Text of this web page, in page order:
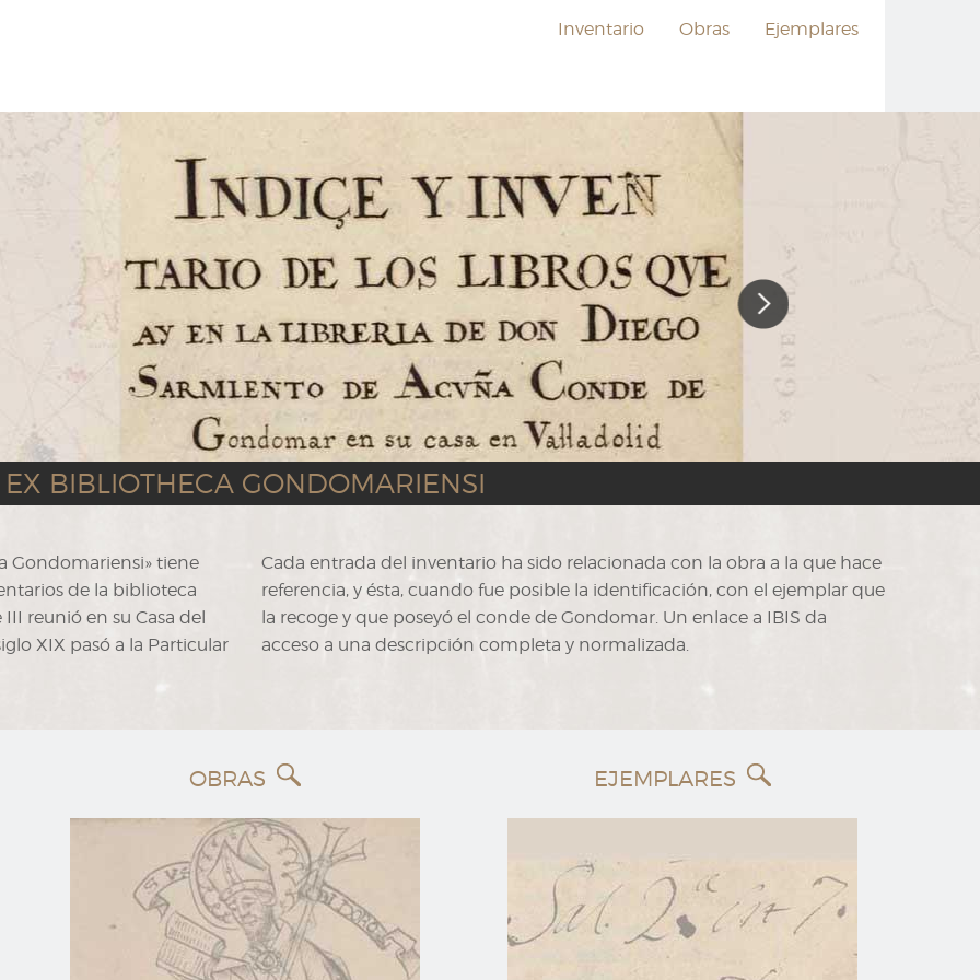
Inventario Obras Ejemplares
EX BIBLIOTHECA GONDOMARIENSI
Gondomariensi» tiene
de la biblioteca
reunió en su Casa del
XIX pasó a la Particular
Cada entrada del inventario ha sido relacionada con la obra a la que hace
referencia, y ésta, cuando fue posible la identificación, con el ejemplar que
la recoge y que poseyó el conde de Gondomar. Un enlace a IBIS da
acceso a una descripción completa y normalizada.
OBRAS EJEMPLARES